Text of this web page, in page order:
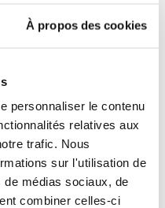
À propos des cookies
personnaliser le contenu
relatives aux
trafic. Nous
sur l'utilisation de
médias sociaux, de
combiner celles-ci